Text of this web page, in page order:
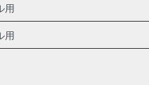
用
用